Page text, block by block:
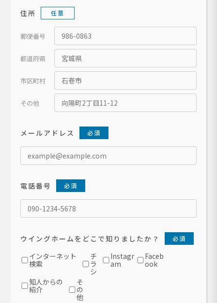
住所 任意
郵便番号
都道府県
市区町村
その他
メールアドレス 必須
このフィールドは空のままにしてください。
電話番号 必須
ウイングホームをどこで知りましたか？ 必須
インターネット
検索
チ
ラ
シ
Instagr
am
Faceb
ook
知人からの
紹介
そ
の
他